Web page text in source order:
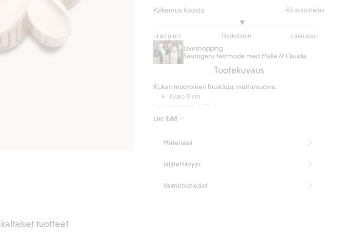
Kokemus koosta
Liian pieni Täydellinen Liian suuri
/
5
Perustuu
26
ääneen
43 arvostelua
Liveshopping
Säsongens festmode med Malle & Claudia
Tuotekuvaus
Lue lisää
Kukan muotoinen hiusklipsi, mattamuovia.
Koko 8 cm
Kierrätetty muovi
Materiaali
Jäljitettävyys
Valmistustiedot
tuotteet